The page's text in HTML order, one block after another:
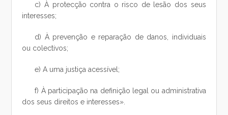
c) À protecção contra o risco de lesão dos seus
interesses;
d) À prevenção e reparação de danos, individuais
ou colectivos;
e) A uma justiça acessível;
f) À participação na definição legal ou administrativa
dos seus direitos e interesses».